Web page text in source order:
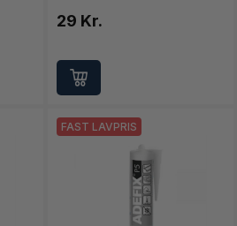
29 Kr.
FAST LAVPRIS